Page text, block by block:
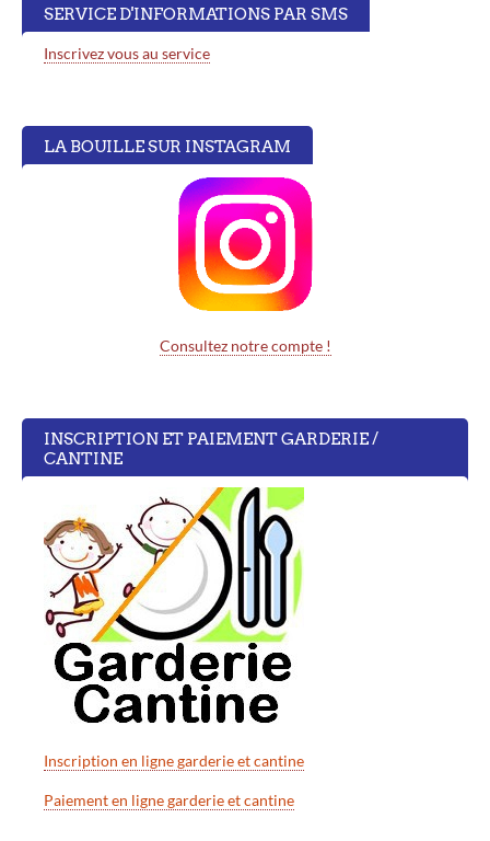
SERVICE D'INFORMATIONS PAR SMS
Inscrivez vous au service
LA BOUILLE SUR INSTAGRAM
Consultez notre compte !
INSCRIPTION ET PAIEMENT GARDERIE /
CANTINE
Inscription en ligne garderie et cantine
Paiement en ligne garderie et cantine